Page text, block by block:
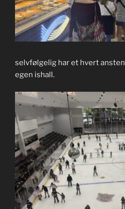
selvfølgelig har et hvert
egen ishall.